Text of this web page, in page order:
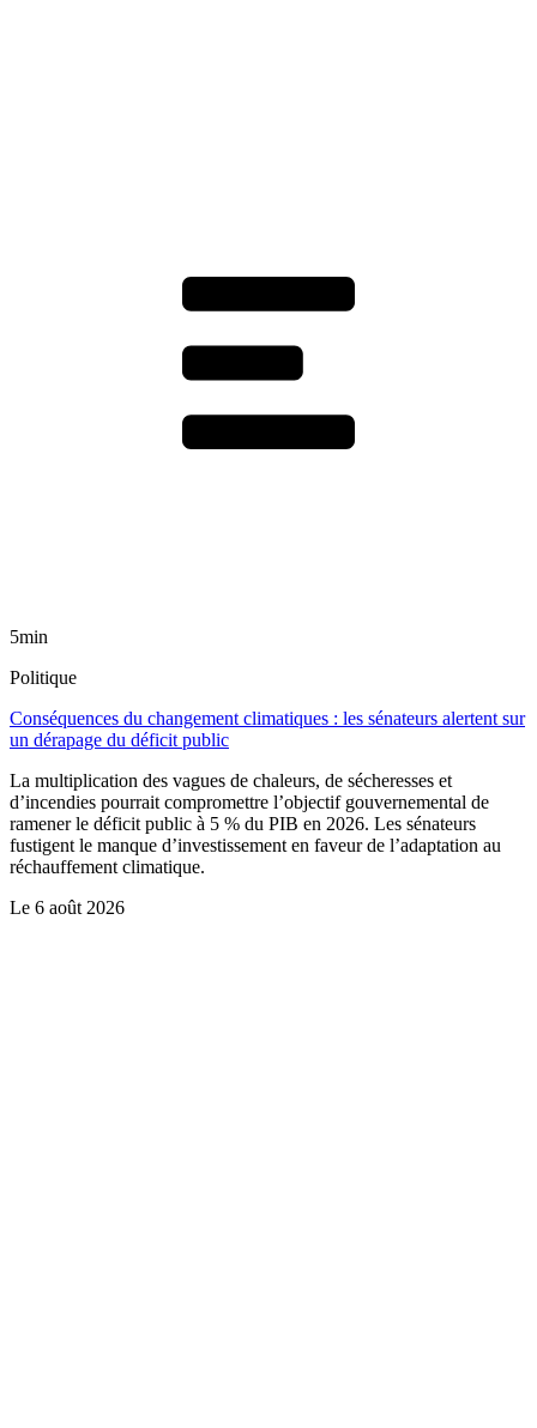
5min
Politique
Conséquences du changement climatiques : les sénateurs alertent sur
un dérapage du déficit public
La multiplication des vagues de chaleurs, de sécheresses et
d’incendies pourrait compromettre l’objectif gouvernemental de
ramener le déficit public à 5 % du PIB en 2026. Les sénateurs
fustigent le manque d’investissement en faveur de l’adaptation au
réchauffement climatique.
Le 6 août 2026